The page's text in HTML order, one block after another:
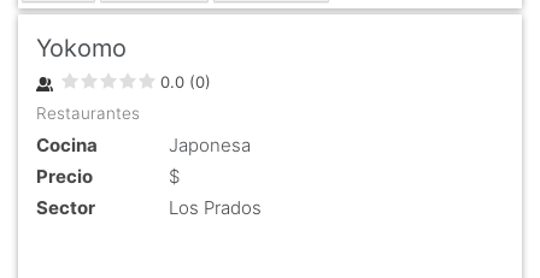
Yokomo
0.0 (0)
Restaurantes
Cocina
Japonesa
Precio
$
Sector
Los Prados